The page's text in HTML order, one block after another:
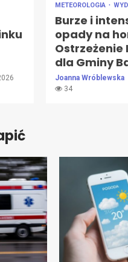
METEOROLOGIA
Burze i
opady na
Ostrzeżenie
dla Gminy
Joanna Wróblewska
34